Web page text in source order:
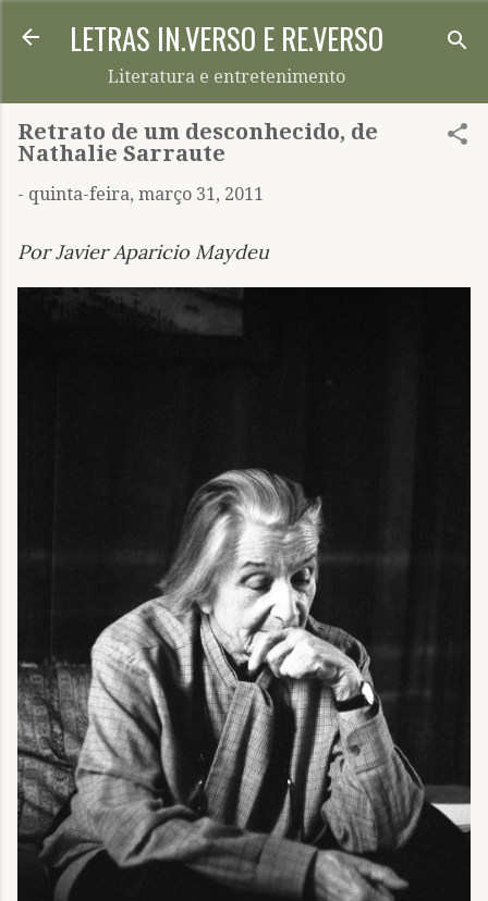
Pular para o conteúdo principal
LETRAS IN.VERSO E RE.VERSO
Literatura e entretenimento
Retrato de um desconhecido, de
Nathalie Sarraute
- quinta-feira, março 31, 2011
Por Javier Aparicio Maydeu